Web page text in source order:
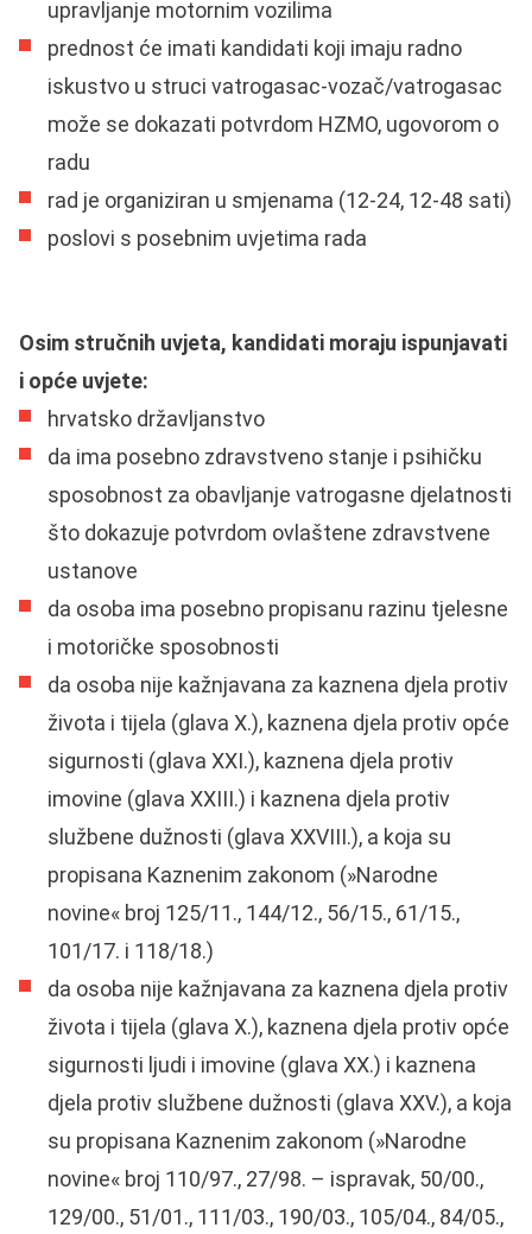
upravljanje motornim vozilima
prednost će imati kandidati koji imaju radno
iskustvo u struci vatrogasac-vozač/vatrogasac
može se dokazati potvrdom HZMO, ugovorom o
radu
rad je organiziran u smjenama (12-24, 12-48 sati)
poslovi s posebnim uvjetima rada
Osim stručnih uvjeta, kandidati moraju ispunjavati
i opće uvjete:
hrvatsko državljanstvo
da ima posebno zdravstveno stanje i psihičku
sposobnost za obavljanje vatrogasne djelatnosti
što dokazuje potvrdom ovlaštene zdravstvene
ustanove
da osoba ima posebno propisanu razinu tjelesne
i motoričke sposobnosti
da osoba nije kažnjavana za kaznena djela protiv
života i tijela (glava X.), kaznena djela protiv opće
sigurnosti (glava XXI.), kaznena djela protiv
imovine (glava XXIII.) i kaznena djela protiv
službene dužnosti (glava XXVIII.), a koja su
propisana Kaznenim zakonom (»Narodne
novine« broj 125/11., 144/12., 56/15., 61/15.,
101/17. i 118/18.)
da osoba nije kažnjavana za kaznena djela protiv
života i tijela (glava X.), kaznena djela protiv opće
sigurnosti ljudi i imovine (glava XX.) i kaznena
djela protiv službene dužnosti (glava XXV.), a koja
su propisana Kaznenim zakonom (»Narodne
novine« broj 110/97., 27/98. – ispravak, 50/00.,
129/00., 51/01., 111/03., 190/03., 105/04., 84/05.,